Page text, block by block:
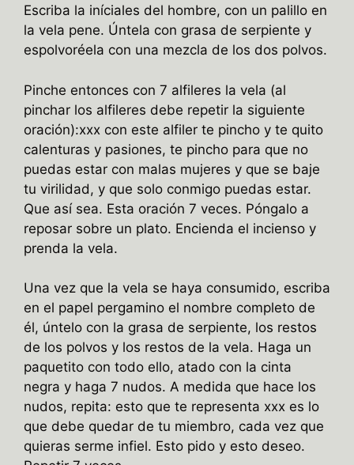
Escriba la iníciales del hombre, con un palillo en
la vela pene. Úntela con grasa de serpiente y
espolvoréela con una mezcla de los dos polvos.
Pinche entonces con 7 alfileres la vela (al
pinchar los alfileres debe repetir la siguiente
oración):xxx con este alfiler te pincho y te quito
calenturas y pasiones, te pincho para que no
puedas estar con malas mujeres y que se baje
tu virilidad, y que solo conmigo puedas estar.
Que así sea. Esta oración 7 veces. Póngalo a
reposar sobre un plato. Encienda el incienso y
prenda la vela.
Una vez que la vela se haya consumido, escriba
en el papel pergamino el nombre completo de
él, úntelo con la grasa de serpiente, los restos
de los polvos y los restos de la vela. Haga un
paquetito con todo ello, atado con la cinta
negra y haga 7 nudos. A medida que hace los
nudos, repita: esto que te representa xxx es lo
que debe quedar de tu miembro, cada vez que
quieras serme infiel. Esto pido y esto deseo.